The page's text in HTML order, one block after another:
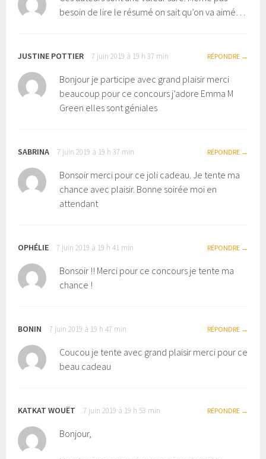
besoin de lire le résumé on sait qu’on va aimé…
JUSTINE POTTIER 7 juin 2019 à 19 h 37 min RÉPONDRE
Bonjour je participe avec grand plaisir merci
beaucoup pour ce concours j’adore Emma M
Green elles sont géniales
SABRINA 7 juin 2019 à 19 h 37 min RÉPONDRE
Bonsoir merci pour ce joli cadeau. Je tente ma
chance avec plaisir. Bonne soirée moi en
attendant
OPHÉLIE 7 juin 2019 à 19 h 41 min RÉPONDRE
Bonsoir !! Merci pour ce concours je tente ma
chance !
BONIN 7 juin 2019 à 19 h 47 min RÉPONDRE
Coucou je tente avec grand plaisir merci pour ce
beau cadeau
KATKAT WOUËT 7 juin 2019 à 19 h 53 min RÉPONDRE
Bonjour,